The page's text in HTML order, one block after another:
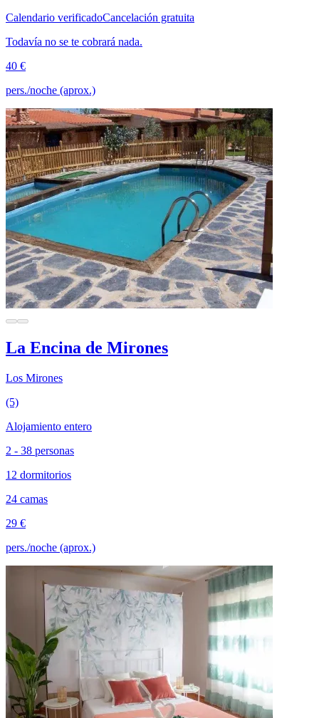
Calendario verificadoCancelación gratuita
Todavía no se te cobrará nada.
40 €
pers./noche (aprox.)
La Encina de Mirones
Los Mirones
(5)
Alojamiento entero
2 - 38 personas
12 dormitorios
24 camas
29 €
pers./noche (aprox.)